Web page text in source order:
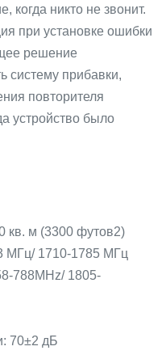
когда никто не звонит.
при установке ошибки
решение
систему прибавки,
повторителя
устройство было
кв. м (3300 футов2)
МГц/ 1710-1785 МГц
788MHz/ 1805-
70±2 дБ